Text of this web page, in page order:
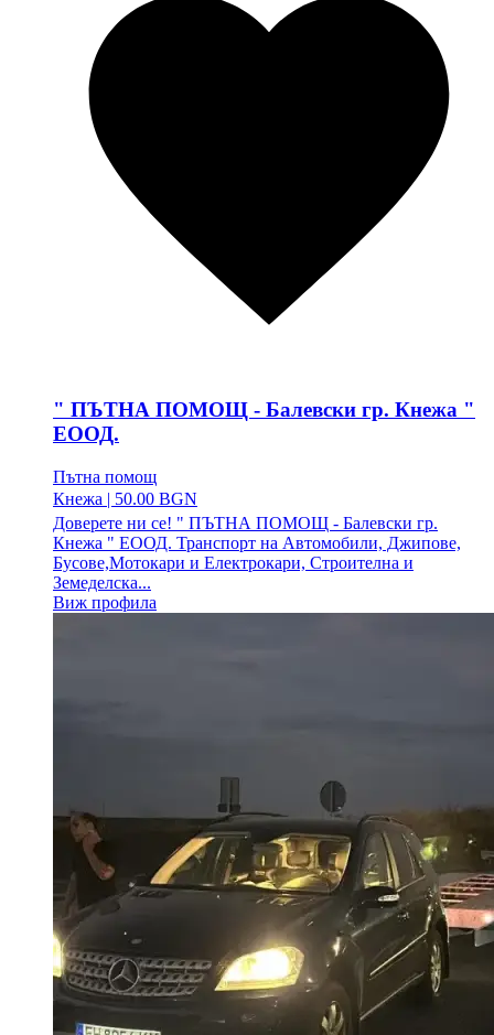
" ПЪТНА ПОМОЩ - Балевски гр. Кнежа "
ЕООД.
Пътна помощ
Кнежа | 50.00 BGN
Доверете ни се! " ПЪТНА ПОМОЩ - Балевски гр.
Кнежа " ЕООД. Транспорт на Автомобили, Джипове,
Бусове,Мотокари и Електрокари, Строителна и
Земеделска...
Виж профила